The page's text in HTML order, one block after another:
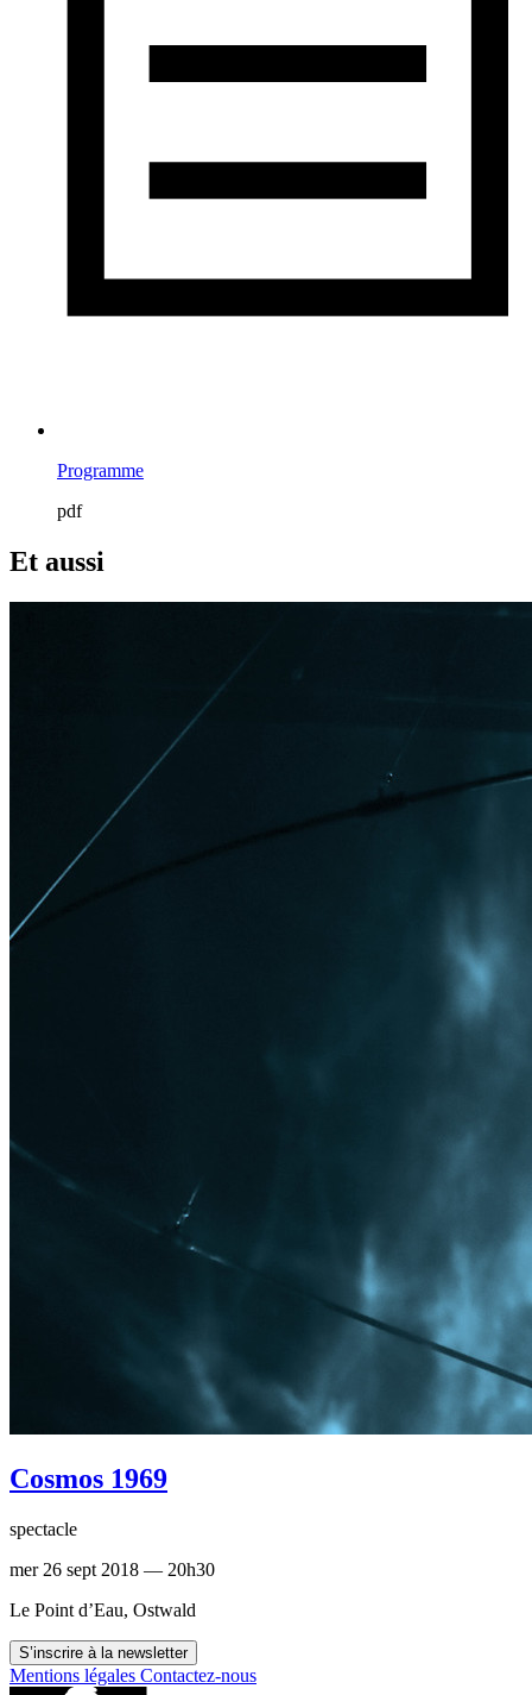
Programme
pdf
Et aussi
Cosmos 1969
spectacle
mer 26 sept 2018 — 20h30
Le Point d’Eau, Ostwald
S’inscrire à la newsletter
Mentions légales Contactez-nous